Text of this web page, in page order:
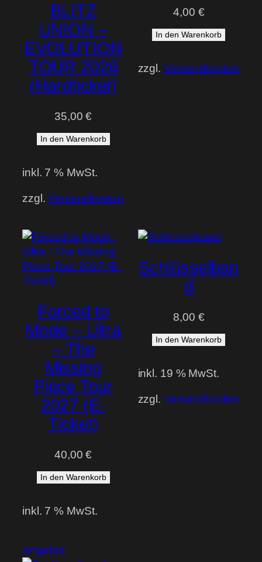
BLITZ
UNION –
EVOLUTION
TOUR 2026
(Hardticket)
35,00€
In den Warenkorb
inkl. 7 % MwSt.
zzgl.Versandkosten
4,00 €
In den Warenkorb
zzgl. Versandkosten
Forced to
Mode – Ultra
– The
Missing
Piece Tour
2027 (E-
Ticket)
40,00€
In den Warenkorb
inkl. 7 % MwSt.
Schlüsselban
d
8,00 €
In den Warenkorb
inkl. 19 % MwSt.
zzgl. Versandkosten
AngebotProdukt